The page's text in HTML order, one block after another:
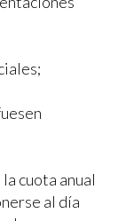
cuota anual
al día